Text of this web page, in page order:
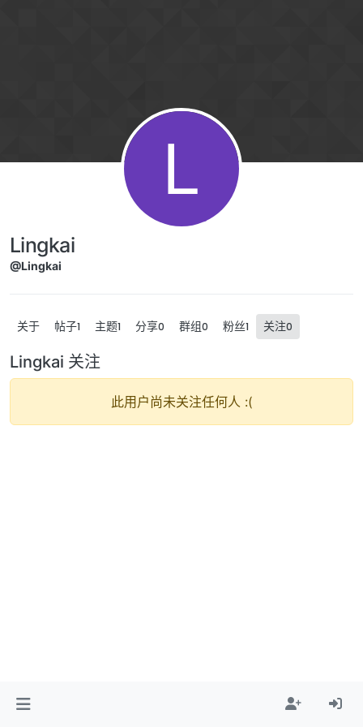
L
Lingkai
@Lingkai
关于 帖子1 主题1 分享0 群组0 粉丝1 关注0
Lingkai 关注
此用户尚未关注任何人 :(